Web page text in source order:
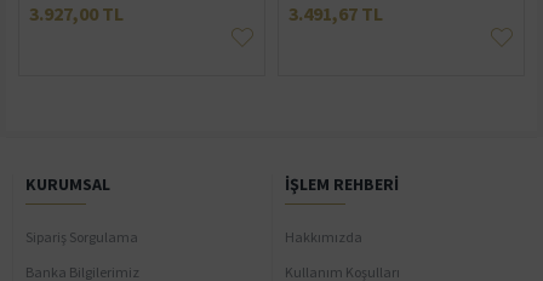
TL 3.491,67 TL
KURUMSAL
Sipariş Sorgulama
Banka Bilgilerimiz
İŞLEM REHBERI
Hakkımızda
Kullanım Koşulları